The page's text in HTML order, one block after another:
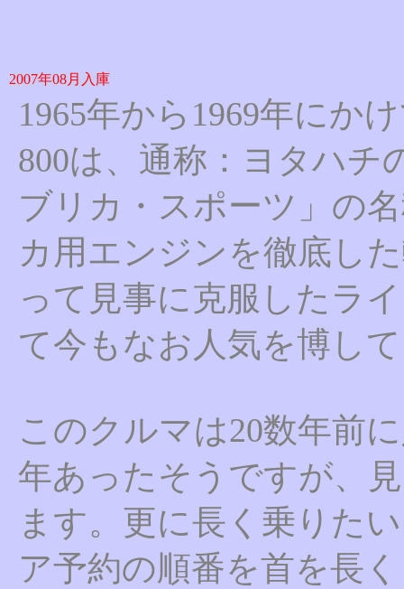
2007年08月入庫
1965年から1969年にか
800は、通称：ヨタハチ
ブリカ・スポーツ」の
カ用エンジンを徹底し
って見事に克服したラ
て今もなお人気を博し
このクルマは20数年前
年あったそうですが、
ます。更に長く乗りた
ア予約の順番を首を長